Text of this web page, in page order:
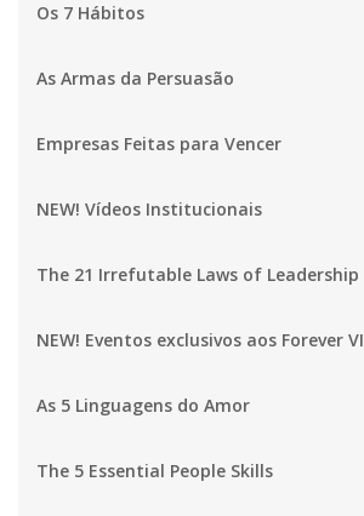
Os 7 Hábitos
As Armas da Persuasão
Empresas Feitas para Vencer
NEW! Vídeos Institucionais
The 21 Irrefutable Laws of Leadership
NEW! Eventos exclusivos aos Forever
As 5 Linguagens do Amor
The 5 Essential People Skills